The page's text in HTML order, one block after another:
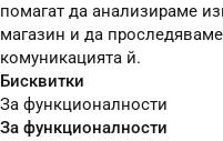
помагат да анализираме
магазин и да
комуникацията й.
Бисквитки
За функционалности
За функционалности